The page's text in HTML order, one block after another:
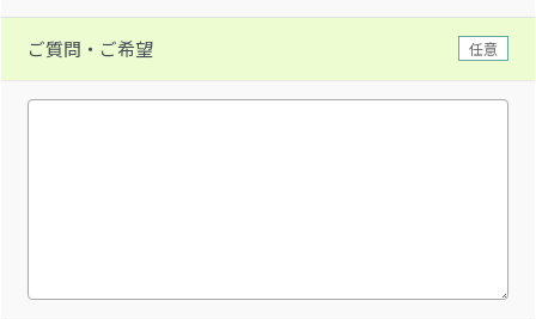
ご質問・ご希望 任意